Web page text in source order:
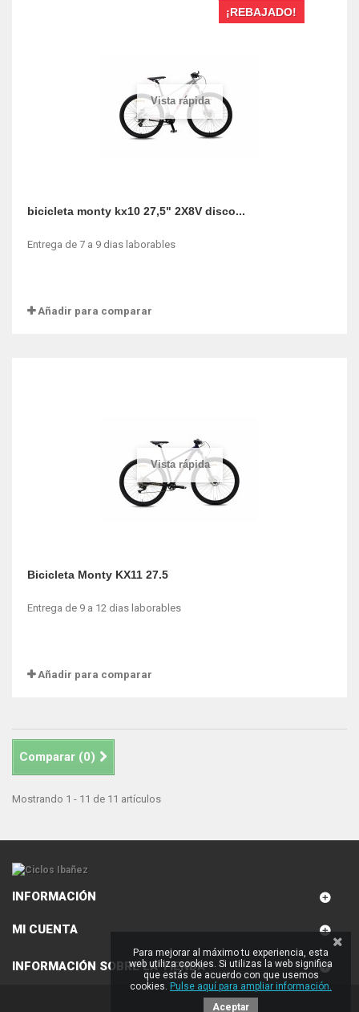
Vista rápida
¡REBAJADO!
bicicleta monty kx10 27,5" 2X8V disco...
Entrega de 7 a 9 dias laborables
Añadir para comparar
Vista rápida
Bicicleta Monty KX11 27.5
Entrega de 9 a 12 dias laborables
Añadir para comparar
Comparar (0)
Mostrando 1 - 11 de 11 artículos
INFORMACIÓN
MI CUENTA
INFORMACIÓN SOBRE LA TIENDA
Para mejorar al máximo tu experiencia, esta
web utiliza cookies. Si utilizas la web significa
que estás de acuerdo con que usemos
cookies. Pulse aquí para ampliar información.
Aceptar